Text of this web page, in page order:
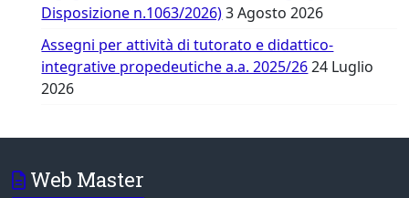
Disposizione n.1063/2026) 3 Agosto 2026
Assegni per attività di tutorato e didattico-
integrative propedeutiche a.a. 2025/26 24 Luglio
2026
Web Master